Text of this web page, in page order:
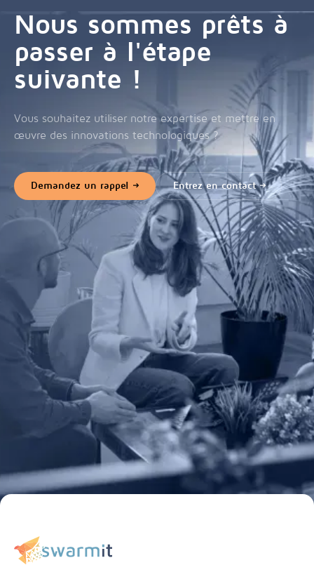
Nous sommes prêts à
passer à l'étape
suivante !
Vous souhaitez utiliser notre expertise et mettre en
œuvre des innovations technologiques ?
Demandez un rappel Entrez en contact